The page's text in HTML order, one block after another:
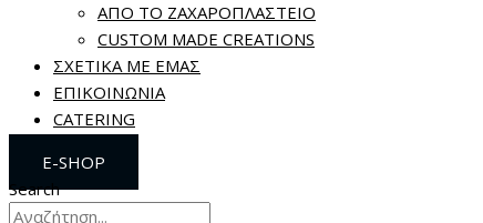
ΑΠΟ ΤΟ ΖΑΧΑΡΟΠΛΑΣΤΕΙΟ
CUSTOM MADE CREATIONS
ΣΧΕΤΙΚΑ ΜΕ ΕΜΑΣ
ΕΠΙΚΟΙΝΩΝΙΑ
CATERING
E-SHOP
Search